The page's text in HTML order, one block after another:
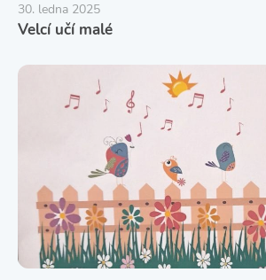
30. ledna 2025
Velcí učí malé